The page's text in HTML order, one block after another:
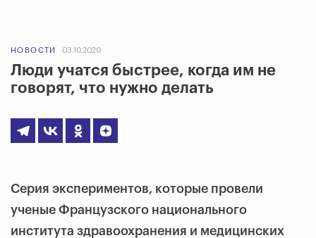
НОВОСТИ 03.10.2020
Люди учатся быстрее, когда им не
говорят, что нужно делать
Серия экспериментов, которые провели
ученые Французского национального
института здравоохранения и медицинских